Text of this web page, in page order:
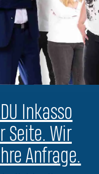
Inkasso
Seite. Wir
Anfrage.